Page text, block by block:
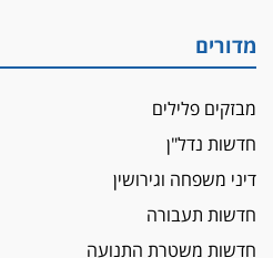
תובעת משטרתית פוטרה
שנחשף בפעילות בלשים
לא בכל יום
הכנסת אישרה
הגבלת שכר טרחה בייצוג נכי
איבה
מדורים
מבזקים פלילים
חדשות נדל"ן
דיני משפחה וגירושין
חדשות תעבורה
חדשות משטרת התנועה